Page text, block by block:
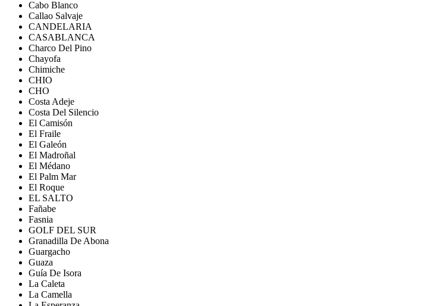
Cabo Blanco
Callao Salvaje
CANDELARIA
CASABLANCA
Charco Del Pino
Chayofa
Chimiche
CHIO
CHO
Costa Adeje
Costa Del Silencio
El Camisón
El Fraile
El Galeón
El Madroñal
El Médano
El Palm Mar
El Roque
EL SALTO
Fañabe
Fasnia
GOLF DEL SUR
Granadilla De Abona
Guargacho
Guaza
Guía De Isora
La Caleta
La Camella